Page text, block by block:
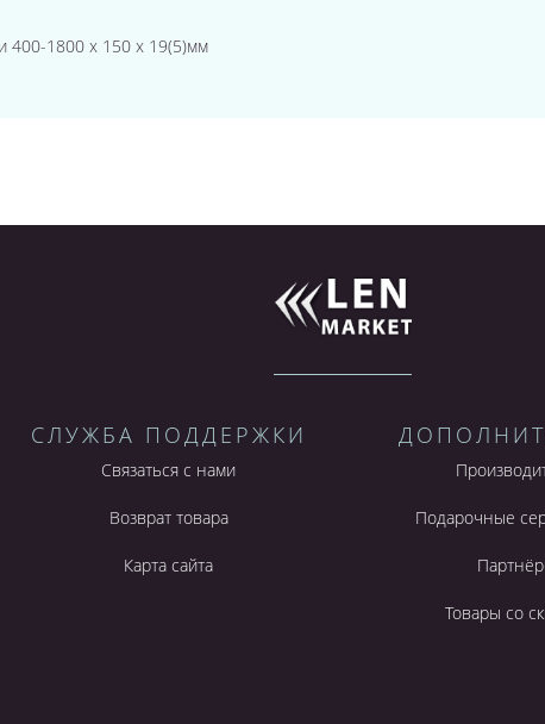
400-1800 х 150 х 19(5)мм
СЛУЖБА ПОДДЕРЖКИ
Связаться с нами
Возврат товара
Карта сайта
Подарочные
Товары со